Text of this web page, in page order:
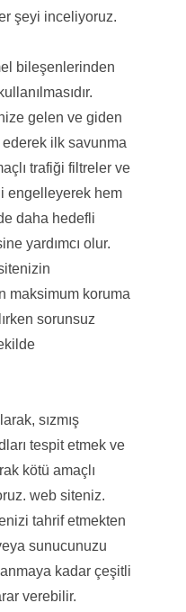
şeyi inceliyoruz.
bileşenlerinden
gelen ve giden
ilk savunma
trafiği filtreler ve
engelleyerek hem
daha hedefli
yardımcı olur.
maksimum koruma
sorunsuz
sızmış
tespit etmek ve
kötü amaçlı
web siteniz.
tahrif etmekten
sunucunuzu
kadar çeşitli
verebilir.